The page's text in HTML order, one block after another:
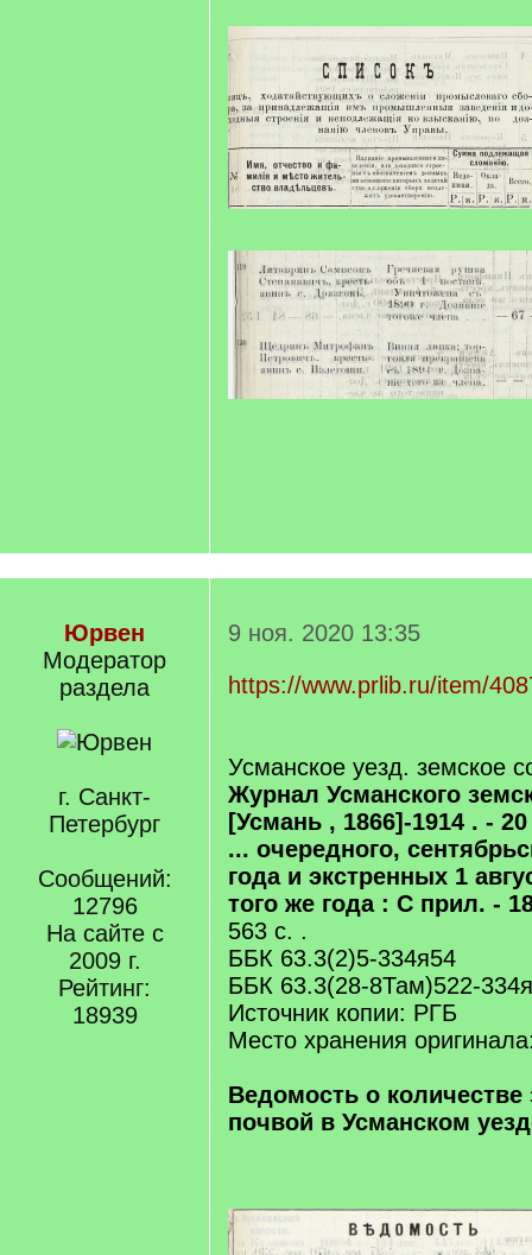
Юрвен
Модератор
раздела
г. Санкт-
Петербург
Сообщений:
12796
На сайте с
2009 г.
Рейтинг:
18939
9 ноя. 2020 13:35
https://www.prlib.ru/item/
Усманское уезд. земское
Журнал Усманского
[Усмань , 1866]-1914 . -
... очередного,
года и экстренных 1
того же года : С прил. -
563 с. .
ББК 63.3(2)5-334я54
ББК 63.3(28-8Там)522-
Источник копии: РГБ
Место хранения
Ведомость о количестве
почвой в Усманском